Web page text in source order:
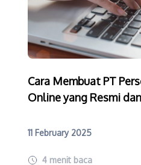
Cara Membuat PT
Online yang Resmi
11 February 2025
4 menit baca